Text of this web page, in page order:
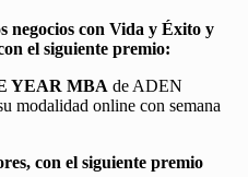
negocios con Vida y Éxito y
el siguiente premio:
YEAR MBA de ADEN
modalidad online con semana
con el siguiente premio